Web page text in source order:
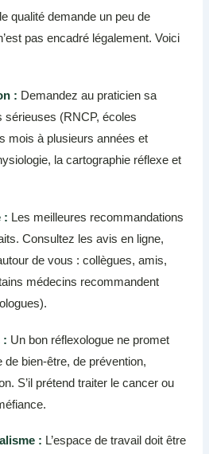
qualité demande un peu de
pas encadré légalement. Voici
: Demandez au praticien sa
sérieuses (RNCP, écoles
mois à plusieurs années et
la cartographie réflexe et
: Les meilleures recommandations
Consultez les avis en ligne,
de vous : collègues, amis,
médecins recommandent
: Un bon réflexologue ne promet
bien-être, de prévention,
S’il prétend traiter le cancer ou
: L’espace de travail doit être